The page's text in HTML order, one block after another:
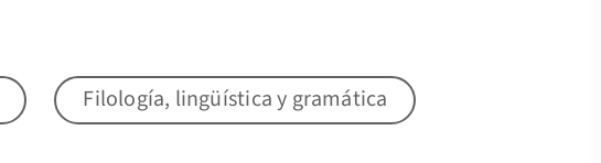
Filología, lingüística y gramática